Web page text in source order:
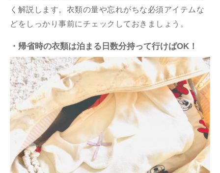
く解説します。衣類の量や忘れがちな必須アイテムな
どをしっかり事前にチェックしておきましょう。
・帰省時の衣類は泊まる日数分持って行けばOK！